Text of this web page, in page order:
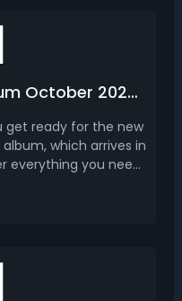
Monopoly GO New Album October 2025: Cozy Comforts Release Date, Stickers, Rewards & More
get ready for the new
which arrives in
everything you need
planned